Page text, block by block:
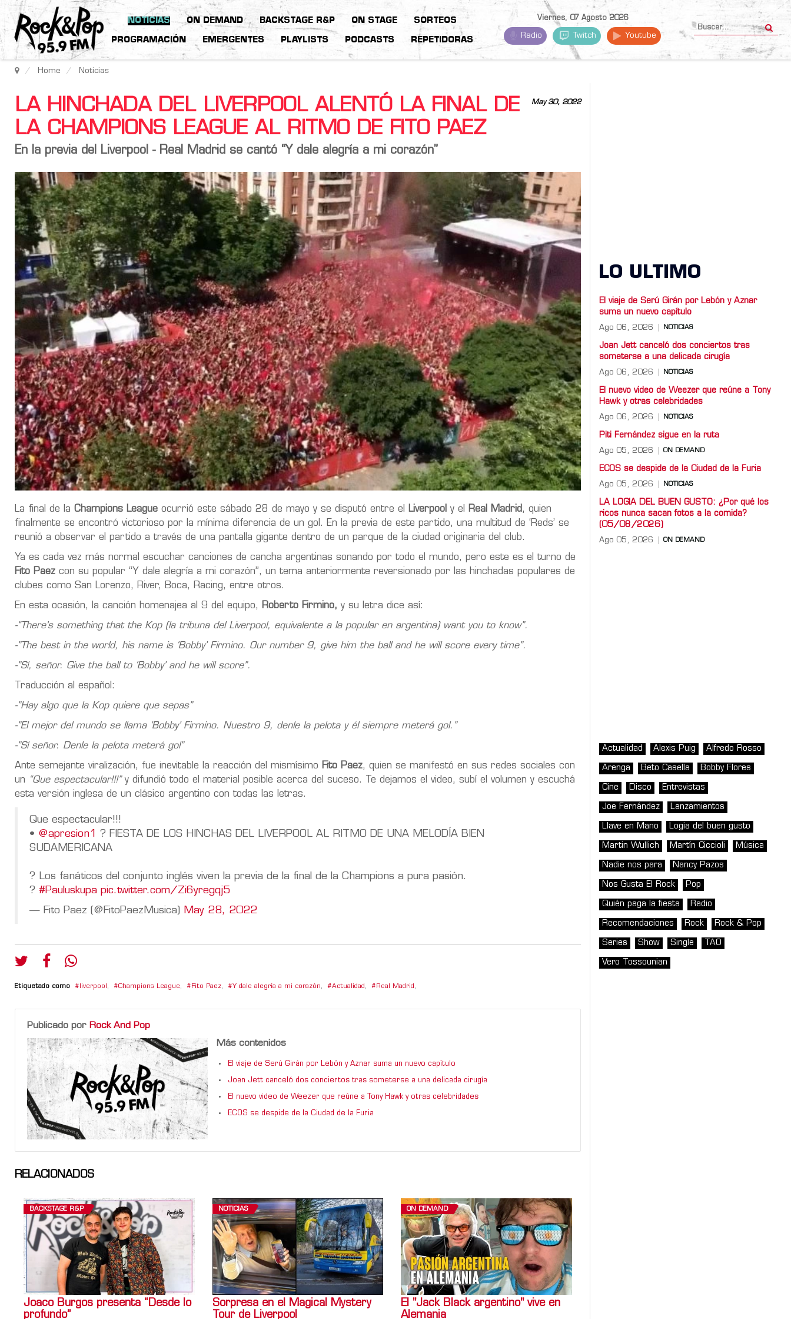
NOTICIAS ON DEMAND BACKSTAGE R&P ON STAGE SORTEOS
PROGRAMACIÓN EMERGENTES PLAYLISTS PODCASTS REPETIDORAS
Viernes, 07 Agosto 2026
Radio Twitch Youtube
Home Noticias
May 30, 2022
LA HINCHADA DEL LIVERPOOL ALENTÓ LA FINAL DE
LA CHAMPIONS LEAGUE AL RITMO DE FITO PAEZ
En la previa del Liverpool - Real Madrid se cantó “Y dale alegría a mi corazón”
La final de la Champions League ocurrió este sábado 28 de mayo y se disputó entre el Liverpool y el Real Madrid, quien
finalmente se encontró victorioso por la mínima diferencia de un gol. En la previa de este partido, una multitud de ‘Reds’ se
reunió a observar el partido a través de una pantalla gigante dentro de un parque de la ciudad originaria del club.
Ya es cada vez más normal escuchar canciones de cancha argentinas sonando por todo el mundo, pero este es el turno de
Fito Paez con su popular “Y dale alegría a mi corazón”, un tema anteriormente reversionado por las hinchadas populares de
clubes como San Lorenzo, River, Boca, Racing, entre otros.
En esta ocasión, la canción homenajea al 9 del equipo, Roberto Firmino, y su letra dice así:
-“There's something that the Kop (la tribuna del Liverpool, equivalente a la popular en argentina) want you to know”.
-”The best in the world, his name is ‘Bobby’ Firmino. Our number 9, give him the ball and he will score every time”.
-”Sí, señor. Give the ball to ‘Bobby’ and he will score”.
Traducción al español:
-”Hay algo que la Kop quiere que sepas”
-”El mejor del mundo se llama ‘Bobby’ Firmino. Nuestro 9, denle la pelota y él siempre meterá gol.”
-”Sí señor. Denle la pelota meterá gol”
Ante semejante viralización, fue inevitable la reacción del mismísimo Fito Paez, quien se manifestó en sus redes sociales con
un
“Que espectacular!!!”y difundió todo el material posible acerca del suceso. Te dejamos el video, subí el volumen y escuchá
esta versión inglesa de un clásico argentino con todas las letras.
Que espectacular!!!
• @apresion1
? FIESTA DE LOS HINCHAS DEL LIVERPOOL AL RITMO DE UNA MELODÍA BIEN
SUDAMERICANA
? Los fanáticos del conjunto inglés viven la previa de la final de la Champions a pura pasión.
?️ #Pauluskupa pic.twitter.com/Zi6yregqj5
— Fito Paez (@FitoPaezMusica)
May 28, 2022
Etiquetado como liverpool , Champions League, Fito Paez, Y dale alegría a mi corazón, Actualidad , Real Madrid ,
Publicado por Rock And Pop
Más contenidos
El viaje de Serú Girán por Lebón y Aznar suma un nuevo capítulo
Joan Jett canceló dos conciertos tras someterse a una delicada cirugía
El nuevo video de Weezer que reúne a Tony Hawk y otras celebridades
ECOS se despide de la Ciudad de la Furia
RELACIONADOS
BACKSTAGE R&P
Joaco Burgos presenta “Desde lo
profundo”
NOTICIAS
Sorpresa en el Magical Mystery
Tour de Liverpool
ON DEMAND
El "Jack Black argentino" vive en
Alemania
LO ULTIMO
El viaje de Serú Girán por Lebón y Aznar
suma un nuevo capítulo
Ago 06, 2026 NOTICIAS
Joan Jett canceló dos conciertos tras
someterse a una delicada cirugía
Ago 06, 2026 NOTICIAS
El nuevo video de Weezer que reúne a Tony
Hawk y otras celebridades
Ago 06, 2026 NOTICIAS
Piti Fernández sigue en la ruta
Ago 05, 2026 ON DEMAND
ECOS se despide de la Ciudad de la Furia
Ago 05, 2026 NOTICIAS
LA LOGIA DEL BUEN GUSTO: ¿Por qué los
ricos nunca sacan fotos a la comida?
(05/08/2026)
Ago 05, 2026 ON DEMAND
Actualidad Alexis Puig Alfredo Rosso
Arenga Beto Casella Bobby Flores
Cine Disco Entrevistas
Joe Fernández Lanzamientos
Llave en Mano Logia del buen gusto
Martin Wullich Martín Ciccioli Música
Nadie nos para Nancy Pazos
Nos Gusta El Rock Pop
Quién paga la fiesta Radio
Recomendaciones Rock Rock & Pop
Series Show Single TAO
Vero Tossounian